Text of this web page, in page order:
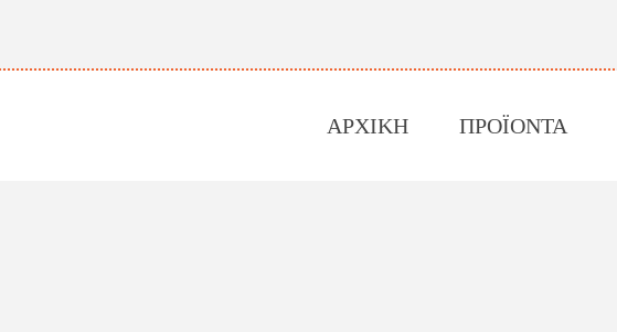
ΑΡΧΙΚΗ ΠΡΟΪΟΝΤΑ